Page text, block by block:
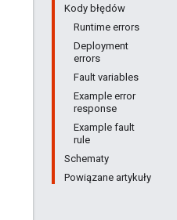
Kody błędów
Runtime errors
Deployment
errors
Fault variables
Example error
response
Example fault
rule
Schematy
Powiązane artykuły